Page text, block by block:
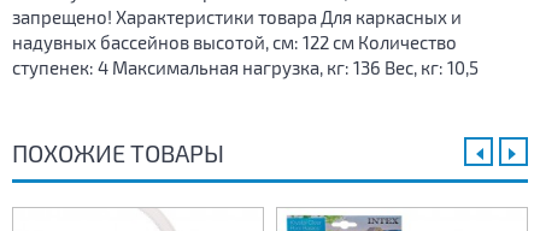
запрещено! Характеристики товара Для каркасных и
надувных бассейнов высотой, см: 122 см Количество
ступенек: 4 Максимальная нагрузка, кг: 136 Вес, кг: 10,5
ПОХОЖИЕ ТОВАРЫ